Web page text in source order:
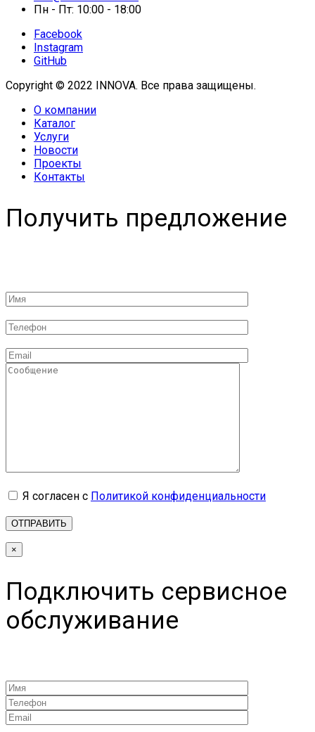
Пн - Пт: 10:00 - 18:00
Facebook
Instagram
GitHub
Copyright © 2022 INNOVA. Все права защищены.
О компании
Каталог
Услуги
Новости
Проекты
Контакты
Получить предложение
Я согласен с Политикой конфиденциальности
×
Подключить сервисное
обслуживание